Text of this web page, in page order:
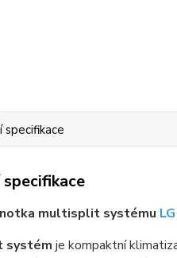
multisplit systému
systém je kompaktní